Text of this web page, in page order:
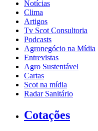
Notícias
Clima
Artigos
Tv Scot Consultoria
Podcasts
Agronegócio na Mídia
Entrevistas
Agro Sustentável
Cartas
Scot na mídia
Radar Sanitário
Cotações